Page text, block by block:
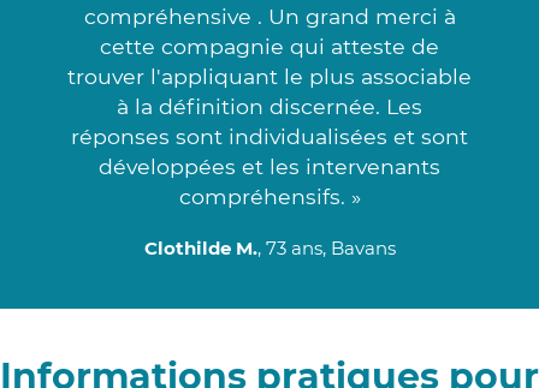
compréhensive . Un grand merci à
cette compagnie qui atteste de
trouver l'appliquant le plus associable
à la définition discernée. Les
réponses sont individualisées et sont
développées et les intervenants
compréhensifs. »
Clothilde M., 73 ans, Bavans
Informations pratiques pour